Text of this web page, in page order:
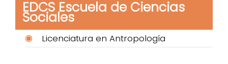
EDCS Escuela de Ciencias
Sociales
Licenciatura en Antropología